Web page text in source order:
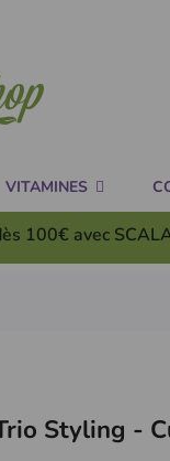
VITAMINES
100€ avec
Styling -